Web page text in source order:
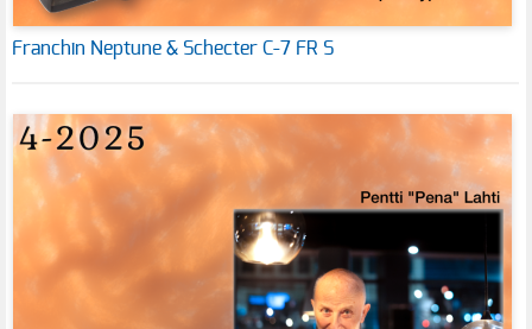
Franchin Neptune & Schecter C-7 FR S